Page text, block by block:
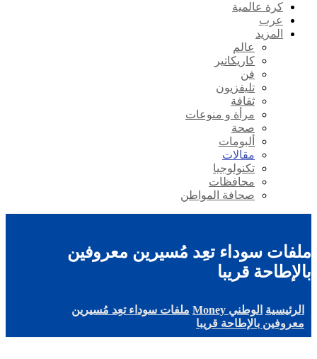
كرة عالمية
عرب
المزيد
عالم
كاريكاتير
فن
تليفزيون
ثقافة
مرأة و منوعات
صحة
ألبومات
مقالات
تكنولوجيا
محافظات
صحافة المواطن
ملفات سوداء تعِد مُسيرين معروفين
بالإطاحة قريبا
الرئيسية الوطني Money
ملفات سوداء تعِد مُسيرين
معروفين بالإطاحة قريبا